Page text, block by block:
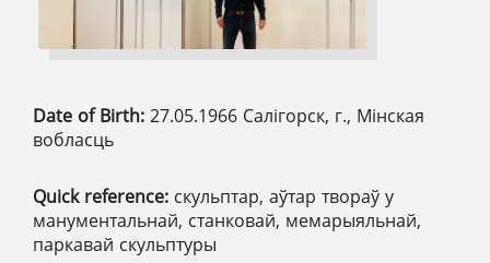
Date of Birth: 27.05.1966 Салігорск, г., Мінская
вобласць
Quick reference: скульптар, аўтар твораў у
манументальнай, станковай, мемарыяльнай,
паркавай скульптуры